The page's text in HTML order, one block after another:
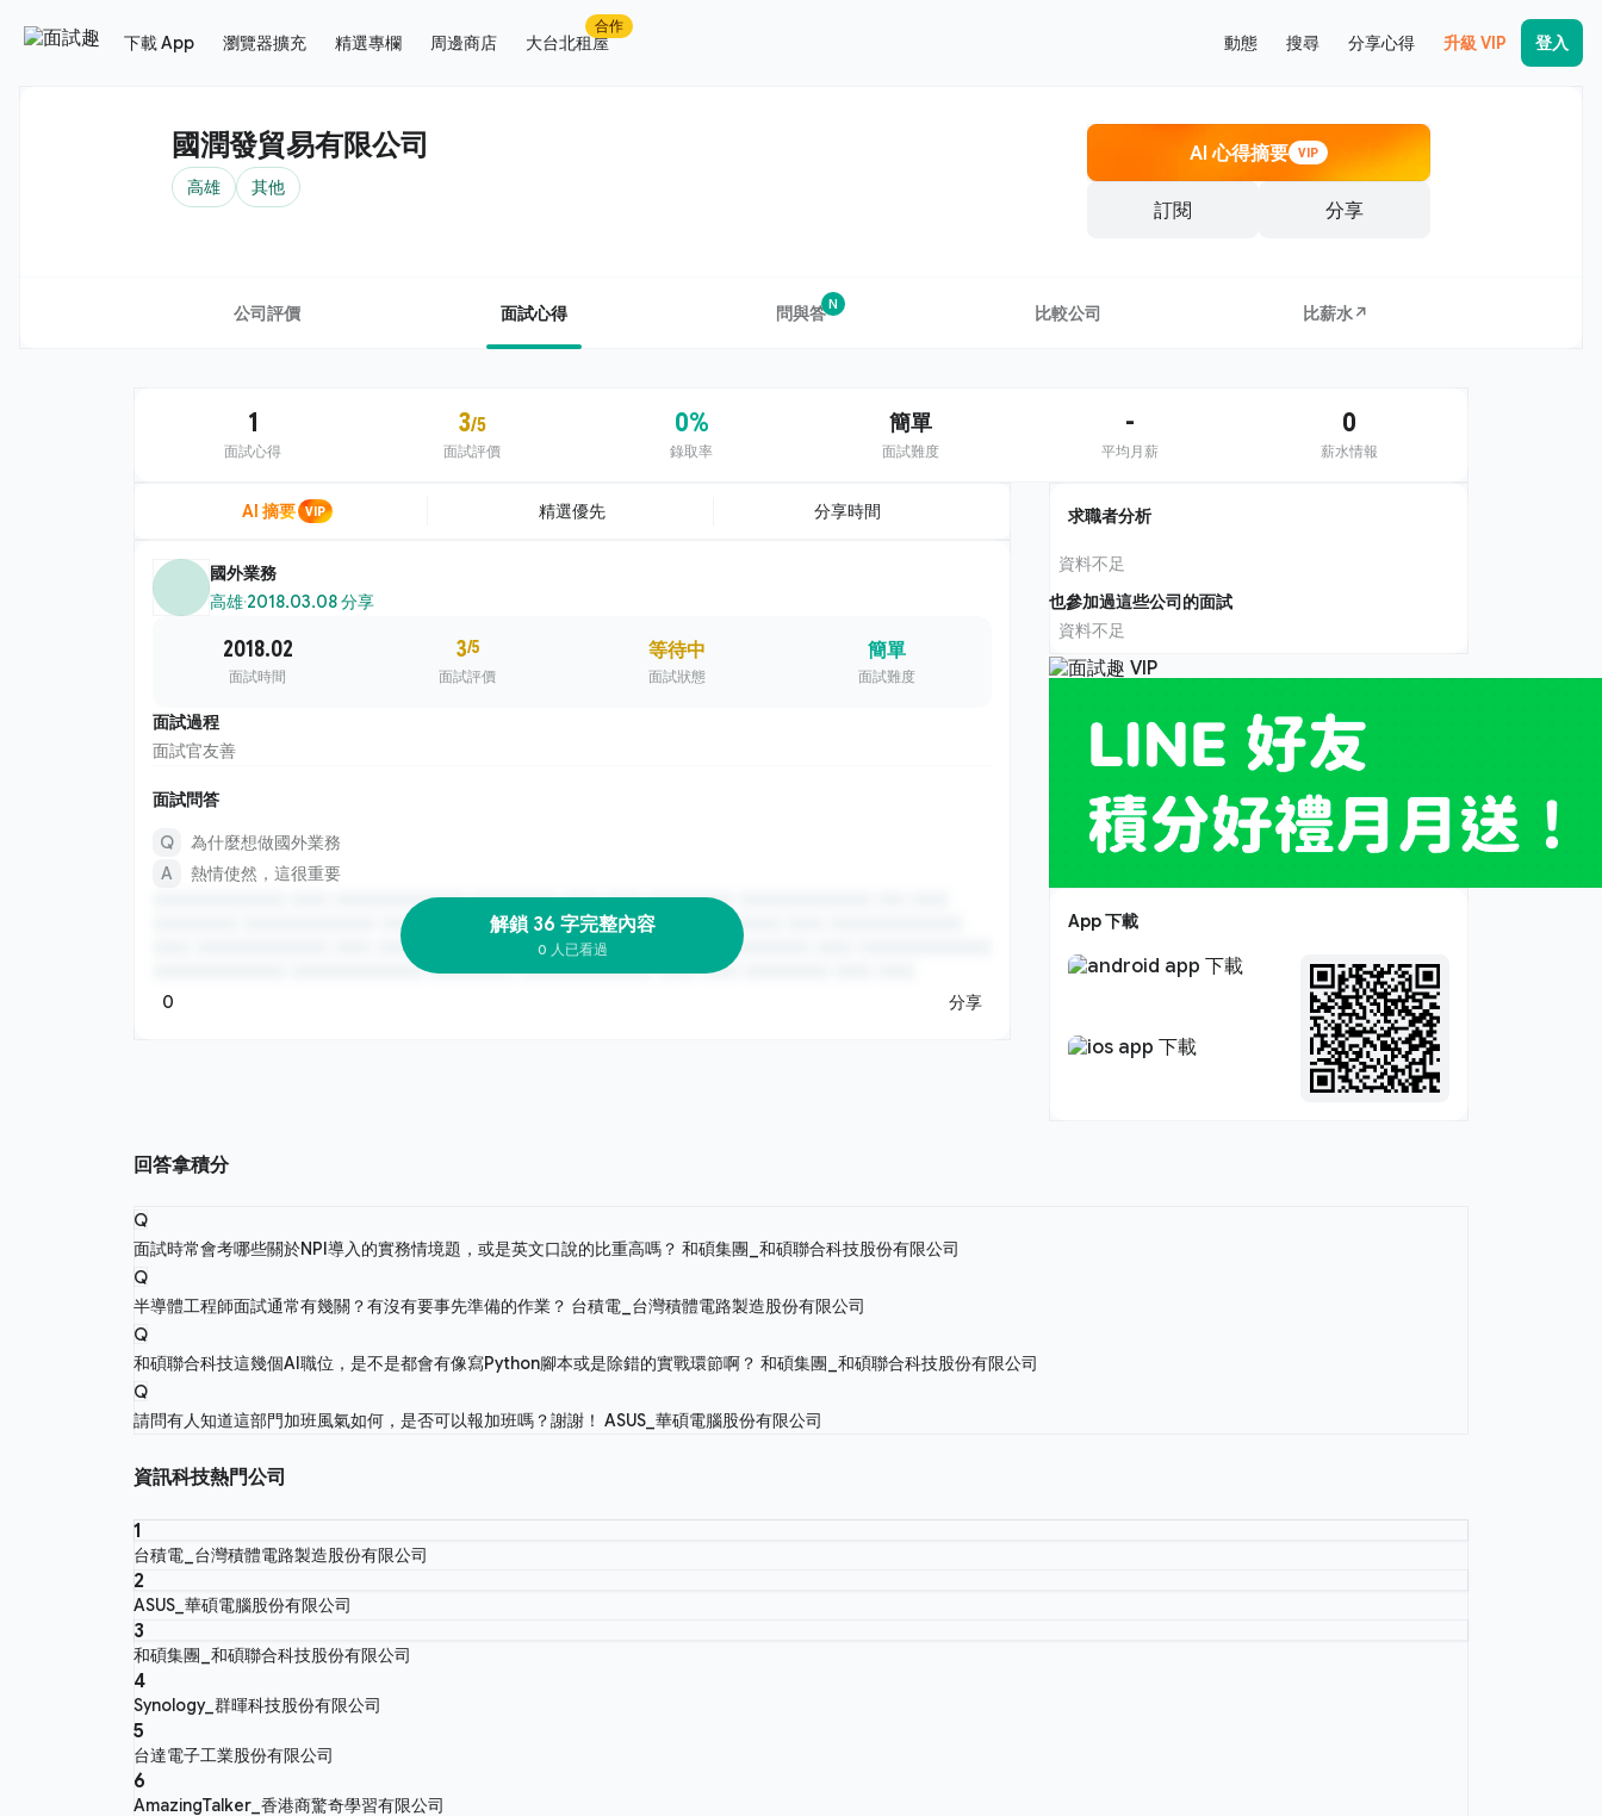
下載 App 瀏覽器擴充 精選專欄 周邊商店 大台北租屋
合作
動態 搜尋 分享心得 升級 VIP 登入
國潤發貿易有限公司
高雄 其他
AI 心得摘要 VIP
訂閱 分享
公司評價 面試心得 問與答N 比較公司 比薪水↗
1
面試心得
3/5
面試評價
0%
錄取率
簡單
面試難度
-
平均月薪
0
薪水情報
AI 摘要 VIP
國外業務
高雄·2018.03.08 分享
2018.02
面試時間
3/5
面試評價
等待中
面試狀態
簡單
面試難度
面試過程
面試官友善
面試問答
為什麼想做國外業務
熱情使然，這很重要
解鎖 36 字完整內容
0 人已看過
0 分享
求職者分析
資料不足
也參加過這些公司的面試
資料不足
App 下載
回答拿積分
Q
面試時常會考哪些關於NPI導入的實務情境題，或是英文口說的比重高嗎？ 和碩集團_和碩聯合科技股份有限公司
Q
半導體工程師面試通常有幾關？有沒有要事先準備的作業？ 台積電_台灣積體電路製造股份有限公司
Q
和碩聯合科技這幾個AI職位，是不是都會有像寫Python腳本或是除錯的實戰環節啊？ 和碩集團_和碩聯合科技股份有限公司
Q
請問有人知道這部門加班風氣如何，是否可以報加班嗎？謝謝！ ASUS_華碩電腦股份有限公司
資訊科技熱門公司
1
台積電_台灣積體電路製造股份有限公司
2
ASUS_華碩電腦股份有限公司
3
和碩集團_和碩聯合科技股份有限公司
4
Synology_群暉科技股份有限公司
5
台達電子工業股份有限公司
6
AmazingTalker_香港商驚奇學習有限公司